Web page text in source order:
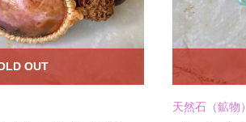
OUT
天然石（鉱物）